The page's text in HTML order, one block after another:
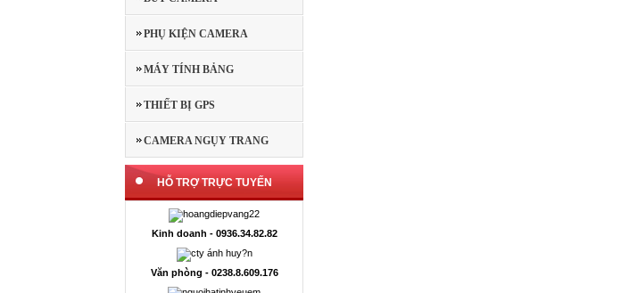
PHỤ KIỆN CAMERA
MÁY TÍNH BẢNG
THIẾT BỊ GPS
CAMERA NGỤY TRANG
HỖ TRỢ TRỰC TUYẾN
Kinh doanh - 0936.34.82.82
Văn phòng - 0238.8.609.176